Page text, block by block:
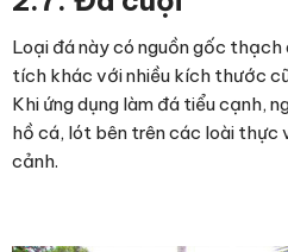
Loại đá này có nguồn gốc
tích khác với nhiều kích thước
Khi ứng dụng làm đá tiểu cạnh,
hồ cá, lót bên trên các loài
cảnh.